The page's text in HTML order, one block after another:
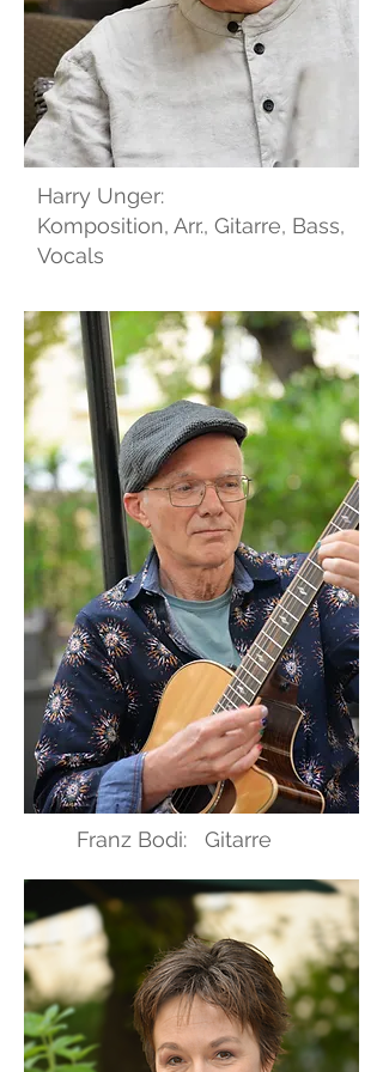
Harry Unger:
Komposition, Arr., Gitarre, Bass,
Vocals
Franz Bodi: Gitarre